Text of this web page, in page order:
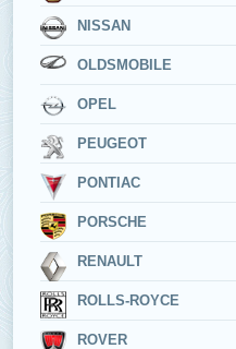
NISSAN
OLDSMOBILE
OPEL
PEUGEOT
PONTIAC
PORSCHE
RENAULT
ROLLS-ROYCE
ROVER